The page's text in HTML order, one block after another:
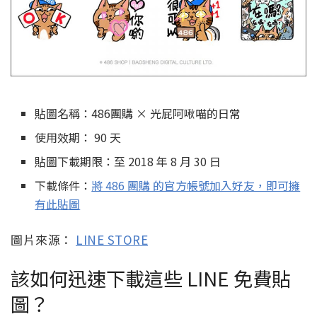
貼圖名稱：486團購 × 光屁阿啾喵的日常
使用效期： 90 天
貼圖下載期限：至 2018 年 8 月 30 日
下載條件： 將 486 團購 的官方帳號加入好友，即可擁
有此貼圖
圖片來源： LINE STORE
該如何迅速下載這些 LINE 免費貼
圖？